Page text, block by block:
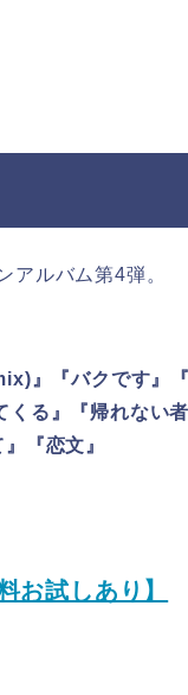
アルバム第4弾。
』『バクです』
る』『帰れない
『恋文』
試しあり】